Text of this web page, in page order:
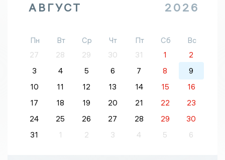
АВГУСТ 2026
Пн Вт Ср Чт Пт Сб
Вс
27
28 29 30 31 1
2
3
4 5 6 7 8
9
10
11 12 13 14 15
16
17
18 19 20 21 22
23
24
25 26 27 28 29
30
31
1 2 3 4 5 6